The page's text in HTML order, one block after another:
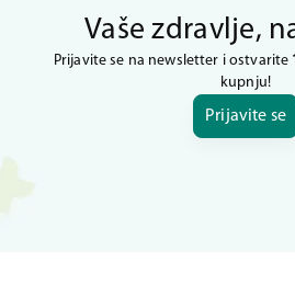
Vaše zdravlje,
Prijavite se na newsletter i ostvarite
kupnju!
Prijavite se